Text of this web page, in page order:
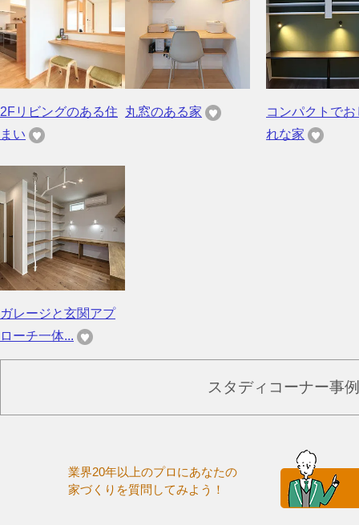
2Fリビングのある住
まい
丸窓のある家
コンパクトでお
れな家
ガレージと玄関アプ
ローチ一体...
スタディコーナー事
業界20年以上のプロにあなたの
家づくりを質問してみよう！